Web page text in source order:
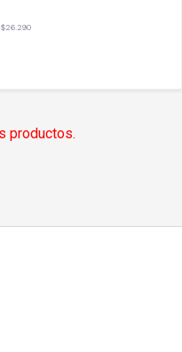
$26.290
productos.